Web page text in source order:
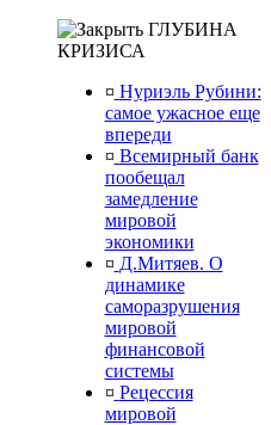
ГЛУБИНА
КРИЗИСА
¤ Нуриэль Рубини:
самое ужасное еще
впереди
¤ Всемирный банк
пообещал
замедление
мировой
экономики
¤ Д.Митяев. О
динамике
саморазрушения
мировой
финансовой
системы
¤ Рецессия
мировой